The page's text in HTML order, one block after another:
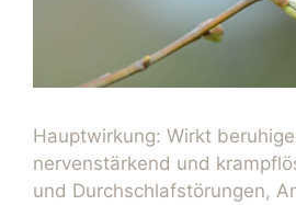
Hauptwirkung: Wirkt
nervenstärkend und
und Durchschlafstörungen,